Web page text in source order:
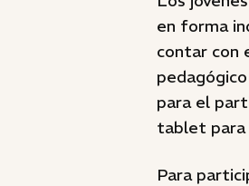
en forma
contar con
para el
tablet
Para